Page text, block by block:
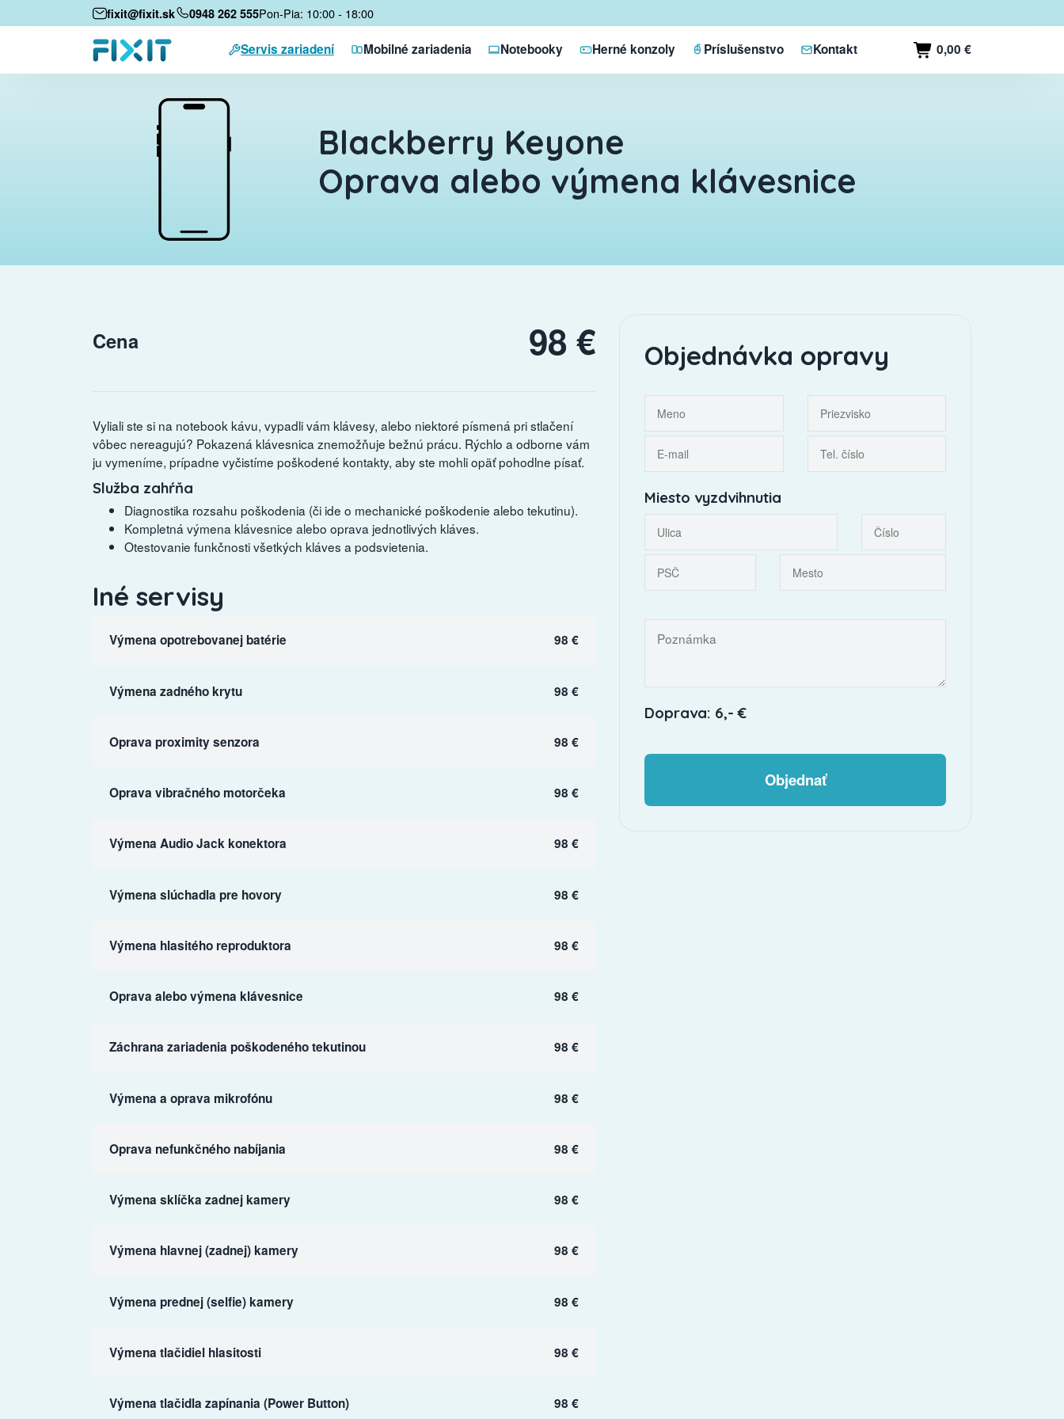
fixit@fixit.sk 0948 262 555Pon-Pia: 10:00 - 18:00
Servis zariadení Mobilné zariadenia Notebooky Herné konzoly Príslušenstvo Kontakt 0,00 €
Blackberry Keyone
Oprava alebo výmena klávesnice
Cena 98 €
Vyliali ste si na notebook kávu, vypadli vám klávesy, alebo niektoré písmená pri stlačení
vôbec nereagujú? Pokazená klávesnica znemožňuje bežnú prácu. Rýchlo a odborne vám
ju vymeníme, prípadne vyčistíme poškodené kontakty, aby ste mohli opäť pohodlne písať.
Služba zahŕňa
Diagnostika rozsahu poškodenia (či ide o mechanické poškodenie alebo tekutinu).
Kompletná výmena klávesnice alebo oprava jednotlivých kláves.
Otestovanie funkčnosti všetkých kláves a podsvietenia.
Iné servisy
Výmena opotrebovanej batérie 98 €
Výmena zadného krytu 98 €
Oprava proximity senzora 98 €
Oprava vibračného motorčeka 98 €
Výmena Audio Jack konektora 98 €
Výmena slúchadla pre hovory 98 €
Výmena hlasitého reproduktora 98 €
Oprava alebo výmena klávesnice 98 €
Záchrana zariadenia poškodeného tekutinou 98 €
Výmena a oprava mikrofónu 98 €
Oprava nefunkčného nabíjania 98 €
Výmena sklíčka zadnej kamery 98 €
Výmena hlavnej (zadnej) kamery 98 €
Výmena prednej (selfie) kamery 98 €
Výmena tlačidiel hlasitosti 98 €
Výmena tlačidla zapínania (Power Button) 98 €
Objednávka opravy
Miesto vyzdvihnutia
Doprava: 6,- €
Objednať